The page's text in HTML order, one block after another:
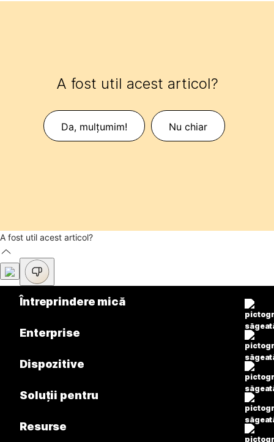
A fost util acest articol?
Da, mulțumim! Nu chiar
A fost util acest articol?
Întreprindere mică
Enterprise
Dispozitive
Soluții pentru
Resurse